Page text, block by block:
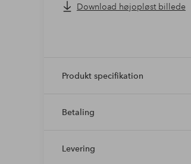
Download højopløst billede
Produkt specifikation
Betaling
Levering